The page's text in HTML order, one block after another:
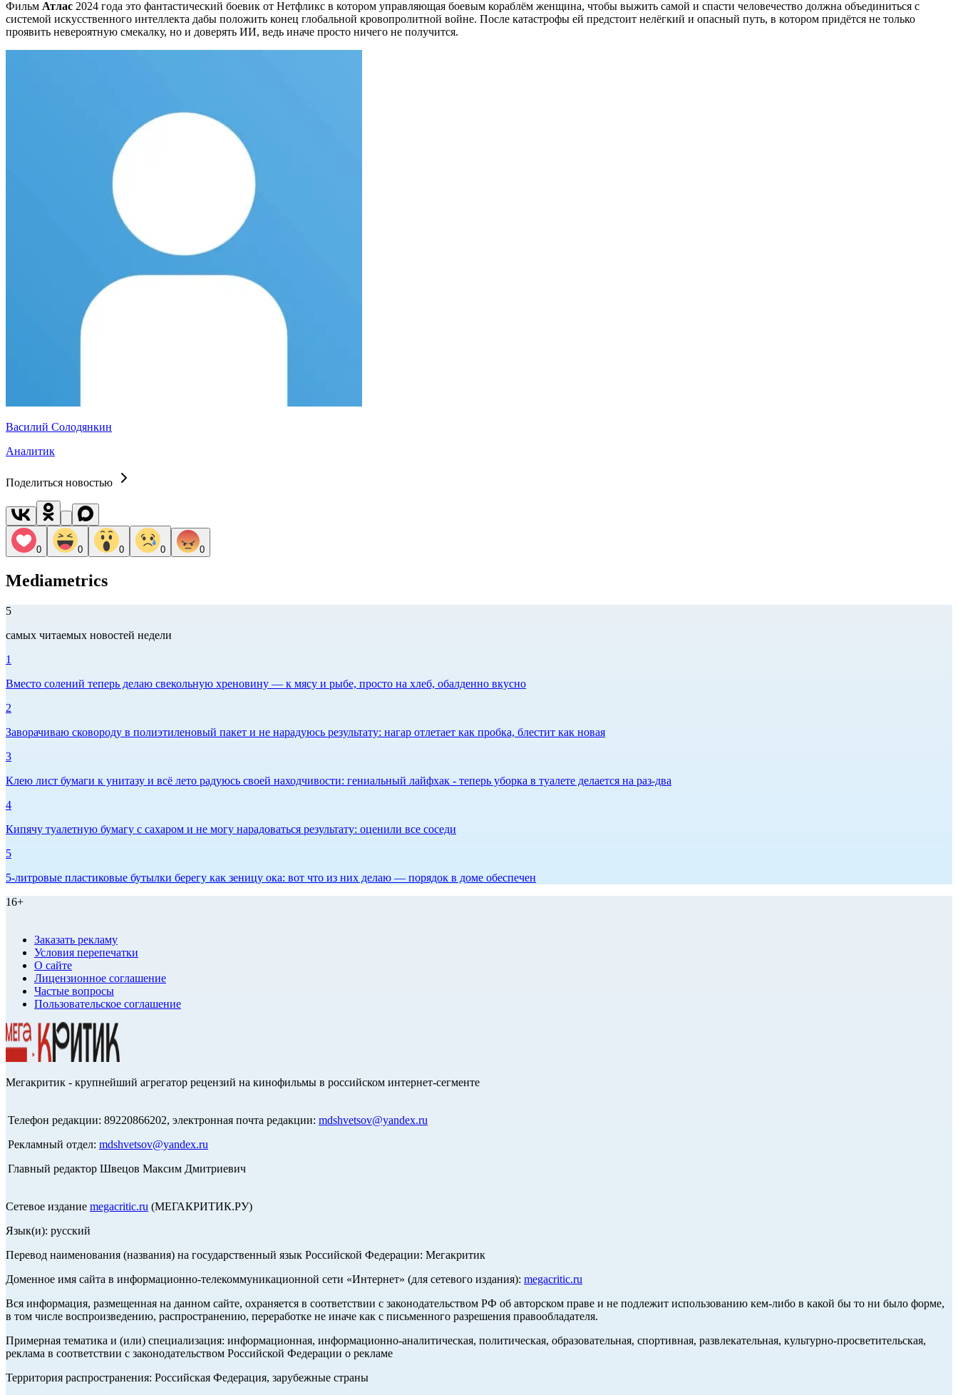
Фильм Атлас 2024 года это фантастический боевик от Нетфликс в котором управляющая боевым кораблём женщина, чтобы выжить самой и спасти человечество должна объединиться с
системой искусственного интеллекта дабы положить конец глобальной кровопролитной войне. После катастрофы ей предстоит нелёгкий и опасный путь, в котором придётся не только
проявить невероятную смекалку, но и доверять ИИ, ведь иначе просто ничего не получится.
Василий Солодянкин
Аналитик
Поделиться новостью
0 0 0 0 0
Mediametrics
5
самых читаемых новостей недели
1
Вместо солений теперь делаю свекольную хреновину — к мясу и рыбе, просто на хлеб, обалденно вкусно
2
Заворачиваю сковороду в полиэтиленовый пакет и не нарадуюсь результату: нагар отлетает как пробка, блестит как новая
3
Клею лист бумаги к унитазу и всё лето радуюсь своей находчивости: гениальный лайфхак - теперь уборка в туалете делается на раз-два
4
Кипячу туалетную бумагу с сахаром и не могу нарадоваться результату: оценили все соседи
5
5-литровые пластиковые бутылки берегу как зеницу ока: вот что из них делаю — порядок в доме обеспечен
16+
Заказать рекламу
Условия перепечатки
О сайте
Лицензионное соглашение
Частые вопросы
Пользовательское соглашение
Мегакритик - крупнейший агрегатор рецензий на кинофильмы в российском интернет-сегменте
Телефон редакции: 89220866202, электронная почта редакции: mdshvetsov@yandex.ru
Рекламный отдел: mdshvetsov@yandex.ru
Главный редактор Швецов Максим Дмитриевич
Сетевое издание megacritic.ru (МЕГАКРИТИК.РУ)
Язык(и): русский
Перевод наименования (названия) на государственный язык Российской Федерации: Мегакритик
Доменное имя сайта в информационно-телекоммуникационной сети «Интернет» (для сетевого издания): megacritic.ru
Вся информация, размещенная на данном сайте, охраняется в соответствии с законодательством РФ об авторском праве и не подлежит использованию кем-либо в какой бы то ни было форме,
в том числе воспроизведению, распространению, переработке не иначе как с письменного разрешения правообладателя.
Примерная тематика и (или) специализация: информационная, информационно-аналитическая, политическая, образовательная, спортивная, развлекательная, культурно-просветительская,
реклама в соответствии с законодательством Российской Федерации о рекламе
Территория распространения: Российская Федерация, зарубежные страны